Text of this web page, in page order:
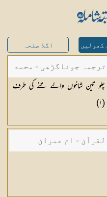
کھولیں اگلا صفحہ
ترجمہ جوناگڑھی - محمد
جونا گڑھی
چلو تین شاخوں والے تنے کی طرف
(١)
- ام عمران